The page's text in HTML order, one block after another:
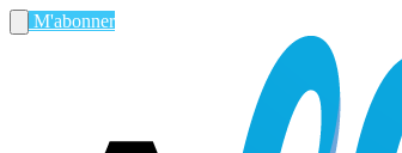
M'abonner